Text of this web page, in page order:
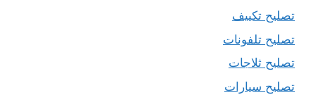
تصليح تكييف
تصليح تلفونات
تصليح ثلاجات
تصليح سيارات